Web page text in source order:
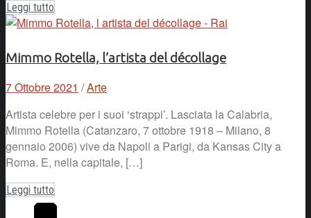
Leggi tutto
Mimmo Rotella, l’artista del décollage
7 Ottobre 2021 /Arte
Artista celebre per i suoi ‘strappi’. Lasciata la Calabria,
Mimmo Rotella (Catanzaro, 7 ottobre 1918 – Milano, 8
gennaio 2006) vive da Napoli a Parigi, da Kansas City a
Roma. E, nella capitale, […]
Leggi tutto